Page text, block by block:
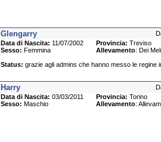
Glengarry
Data di Nascita: 11/07/2002 Provincia: Treviso
Sesso: Femmina Allevamento: Dei
Status: grazie agli admins che hanno messo le regine
Harry
Data di Nascita: 03/03/2011 Provincia: Torino
Sesso: Maschio Allevamento: